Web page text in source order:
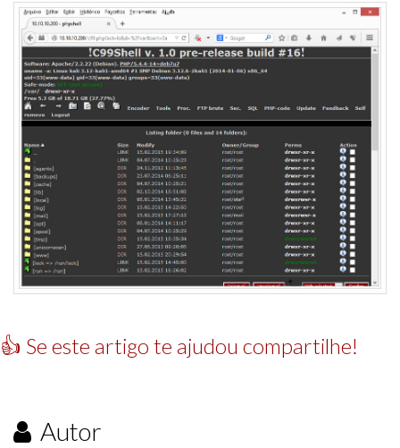
👍 Se este artigo te ajudou compartilhe!
Autor